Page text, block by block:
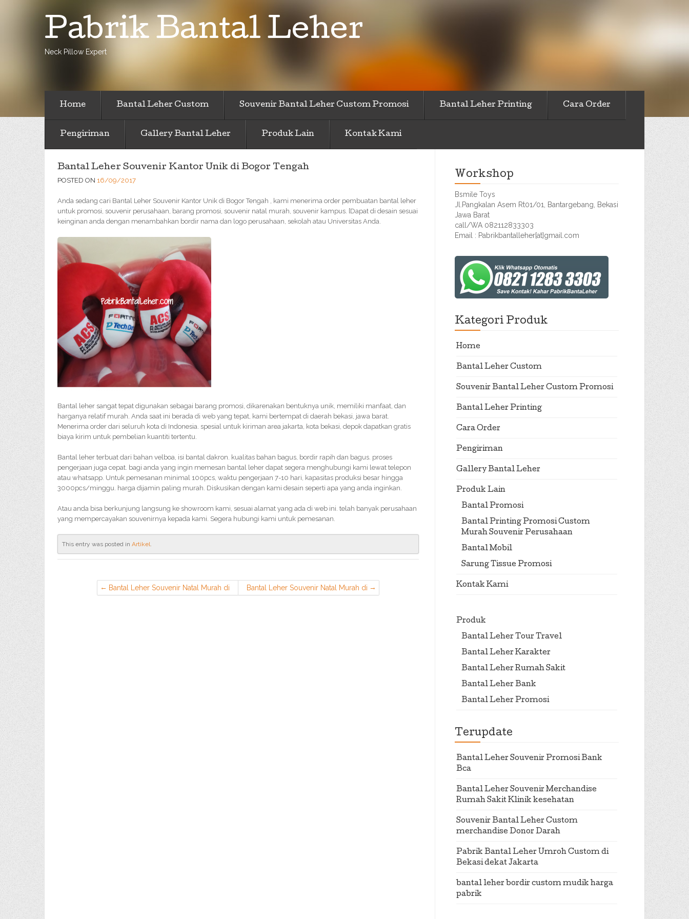
Pabrik Bantal Leher
Neck Pillow Expert
Home Bantal Leher Custom Souvenir Bantal Leher Custom Promosi Bantal Leher Printing Cara Order
Pengiriman Gallery Bantal Leher Produk Lain Kontak Kami
Bantal Leher Souvenir Kantor Unik di Bogor Tengah
POSTED ON 16/09/2017
Anda sedang cari Bantal Leher Souvenir Kantor Unik di Bogor Tengah , kami menerima order pembuatan bantal leher
untuk promosi, souvenir perusahaan, barang promosi, souvenir natal murah, souvenir kampus. [Dapat di desain sesuai
keinginan anda dengan menambahkan bordir nama dan logo perusahaan, sekolah atau Universitas Anda.
Bantal leher sangat tepat digunakan sebagai barang promosi, dikarenakan bentuknya unik, memiliki manfaat, dan
harganya relatif murah. Anda saat ini berada di web yang tepat, kami bertempat di daerah bekasi, jawa barat.
Menerima order dari seluruh kota di Indonesia. spesial untuk kiriman area jakarta, kota bekasi, depok dapatkan gratis
biaya kirim untuk pembelian kuantiti tertentu.
Bantal leher terbuat dari bahan velboa, isi bantal dakron. kualitas bahan bagus, bordir rapih dan bagus. proses
pengerjaan juga cepat. bagi anda yang ingin memesan bantal leher dapat segera menghubungi kami lewat telepon
atau whatsapp. Untuk pemesanan minimal 100pcs, waktu pengerjaan 7-10 hari, kapasitas produksi besar hingga
3000pcs/minggu. harga dijamin paling murah. Diskusikan dengan kami desain seperti apa yang anda inginkan.
Atau anda bisa berkunjung langsung ke showroom kami, sesuai alamat yang ada di web ini. telah banyak perusahaan
yang mempercayakan souvenirnya kepada kami. Segera hubungi kami untuk pemesanan.
This entry was posted in Artikel.
Bantal Leher Souvenir Natal Murah di
Larangan Tangerang
Bantal Leher Souvenir Natal Murah di
Bojongsari Depok
Workshop
Bsmile Toys
Jl.Pangkalan Asem Rt01/01, Bantargebang, Bekasi
Jawa Barat
call/WA 082112833303
Email : Pabrikbantalleher[at]gmail.com
Kategori Produk
Home
Bantal Leher Custom
Souvenir Bantal Leher Custom Promosi
Bantal Leher Printing
Cara Order
Pengiriman
Gallery Bantal Leher
Produk Lain
Bantal Promosi
Bantal Printing Promosi Custom
Murah Souvenir Perusahaan
Bantal Mobil
Sarung Tissue Promosi
Kontak Kami
Produk
Bantal Leher Tour Travel
Bantal Leher Karakter
Bantal Leher Rumah Sakit
Bantal Leher Bank
Bantal Leher Promosi
Terupdate
Bantal Leher Souvenir Promosi Bank
Bca
Bantal Leher Souvenir Merchandise
Rumah Sakit Klinik kesehatan
Souvenir Bantal Leher Custom
merchandise Donor Darah
Pabrik Bantal Leher Umroh Custom di
Bekasi dekat Jakarta
bantal leher bordir custom mudik harga
pabrik